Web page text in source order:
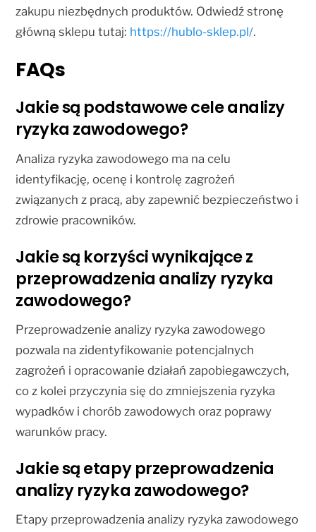
zakupu niezbędnych produktów. Odwiedź stronę
główną sklepu tutaj: https://hublo-sklep.pl/.
FAQs
Jakie są podstawowe cele analizy
ryzyka zawodowego?
Analiza ryzyka zawodowego ma na celu
identyfikację, ocenę i kontrolę zagrożeń
związanych z pracą, aby zapewnić bezpieczeństwo i
zdrowie pracowników.
Jakie są korzyści wynikające z
przeprowadzenia analizy ryzyka
zawodowego?
Przeprowadzenie analizy ryzyka zawodowego
pozwala na zidentyfikowanie potencjalnych
zagrożeń i opracowanie działań zapobiegawczych,
co z kolei przyczynia się do zmniejszenia ryzyka
wypadków i chorób zawodowych oraz poprawy
warunków pracy.
Jakie są etapy przeprowadzenia
analizy ryzyka zawodowego?
Etapy przeprowadzenia analizy ryzyka zawodowego